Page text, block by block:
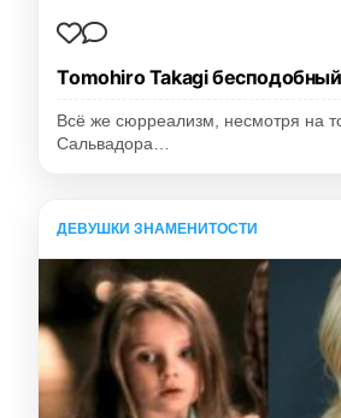
Tomohiro Takagi
Всё же сюрреализм, несмотря на
Сальвадора…
ДЕВУШКИ ЗНАМЕНИТОСТИ